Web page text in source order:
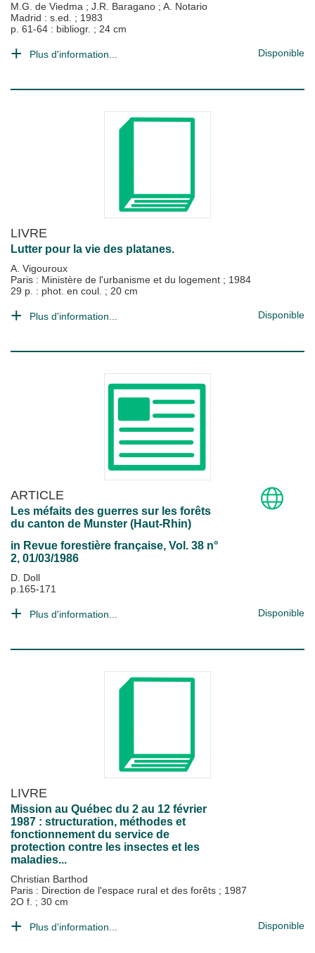
M.G. de Viedma ; J.R. Baragano ; A. Notario
Madrid : s.ed. ; 1983
p. 61-64 : bibliogr. ; 24 cm
Plus d'information... Disponible
LIVRE
Lutter pour la vie des platanes.
A. Vigouroux
Paris : Ministère de l'urbanisme et du logement ; 1984
29 p. : phot. en coul. ; 20 cm
Plus d'information... Disponible
ARTICLE
Les méfaits des guerres sur les forêts
du canton de Munster (Haut-Rhin)
in Revue forestière française, Vol. 38 n°
2, 01/03/1986
D. Doll
p.165-171
Plus d'information... Disponible
LIVRE
Mission au Québec du 2 au 12 février
1987 : structuration, méthodes et
fonctionnement du service de
protection contre les insectes et les
maladies...
Christian Barthod
Paris : Direction de l'espace rural et des forêts ; 1987
2O f. ; 30 cm
Plus d'information... Disponible